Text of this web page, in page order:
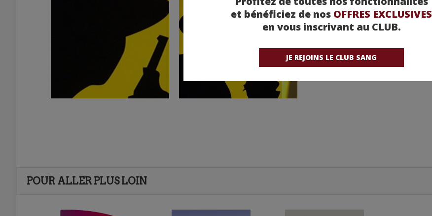
et bénéficiez de nos OFFRES EXCLUSIVES
en vous inscrivant au CLUB.
JE REJOINS LE CLUB SANG
POUR ALLER PLUS LOIN